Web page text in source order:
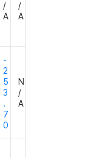
/
A
/
A
-
2
5
3
.
7
0
N
/
A